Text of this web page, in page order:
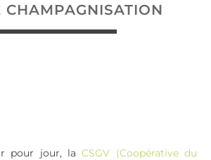
CHAMPAGNISATION
pour jour, laCSGV (Coopérative du